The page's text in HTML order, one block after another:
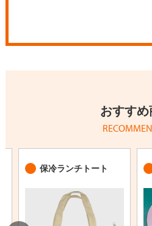
おすす
保冷ランチトート